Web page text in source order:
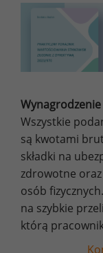
Wszystkie
są kwotami
składki na
zdrowotne
osób fizycznych.
na szybkie
którą